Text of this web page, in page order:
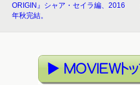
ORIGIN』シャア・セイラ編、2016
年秋完結。